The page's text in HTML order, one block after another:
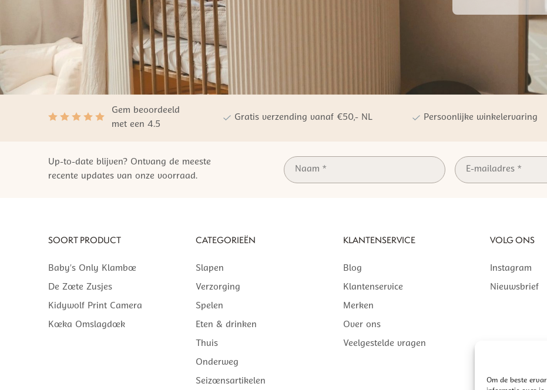
Om de beste
Gem beoordeeld
met een 4.5
Gratis verzending vanaf €50,- NL Persoonlijke winkelervaring
Up-to-date blijven? Ontvang de meeste
recente updates van onze voorraad.
SOORT PRODUCT
Baby’s Only Klamboe
De Zoete Zusjes
Kidywolf Print Camera
Koeka Omslagdoek
CATEGORIEËN
Slapen
Verzorging
Spelen
Eten & drinken
Thuis
Onderweg
Seizoensartikelen
KLANTENSERVICE
Blog
Klantenservice
Merken
Over ons
Veelgestelde vragen
VOLG ONS
Instagram
Nieuwsbrief